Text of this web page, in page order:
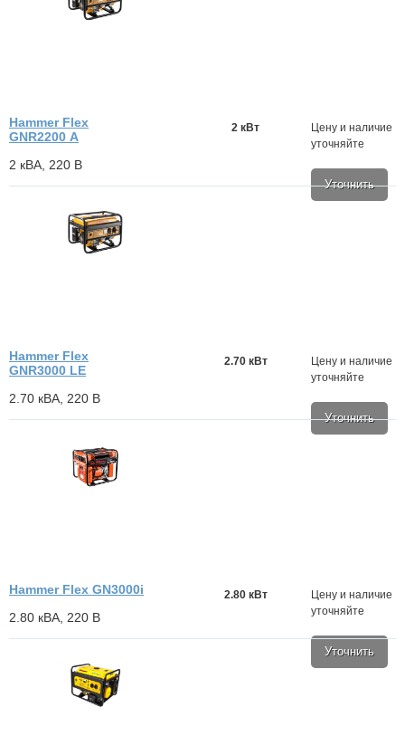
Hammer Flex
GNR2200 А
2 кВА, 220 В
Цену и наличие
уточняйте
Уточнить
2 кВт
Hammer Flex
GNR3000 LE
2.70 кВА, 220 В
Цену и наличие
уточняйте
Уточнить
2.70 кВт
Hammer Flex GN3000i
2.80 кВА, 220 В
Цену и наличие
уточняйте
Уточнить
2.80 кВт